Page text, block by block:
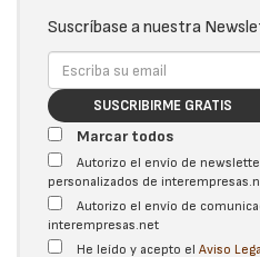
Suscríbase a nuestra
SUSCRIBIRME GRATIS
Marcar todos
Autorizo el envío de
personalizados de
Autorizo el envío de
interempresas.net
He leído y acepto el Aviso